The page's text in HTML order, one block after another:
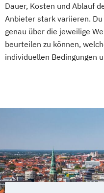
Dauer, Kosten und Ablauf
Anbieter stark variieren.
genau über die jeweilige
beurteilen zu können,
individuellen Bedingungen